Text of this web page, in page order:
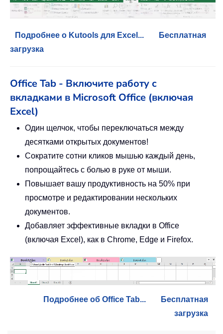
Подробнее о Kutools для Excel...
Бесплатная
загрузка
Office Tab - Включите работу с
вкладками в Microsoft Office (включая
Excel)
Один щелчок, чтобы переключаться между
десятками открытых документов!
Сократите сотни кликов мышью каждый день,
попрощайтесь с болью в руке от мыши.
Повышает вашу продуктивность на 50% при
просмотре и редактировании нескольких
документов.
Добавляет эффективные вкладки в Office
(включая Excel), как в Chrome, Edge и Firefox.
Подробнее об Office Tab...
Бесплатная
загрузка